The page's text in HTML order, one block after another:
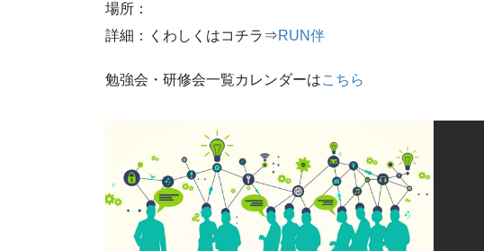
場所：
詳細：くわしくはコチラ⇒RUN伴
勉強会・研修会一覧カレンダーはこちら